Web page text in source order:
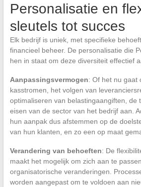
Personalisatie en
sleutels tot succes
Elk bedrijf is uniek, met specifieke
financieel beheer. De personalisatie die
hen in staat om deze diversiteit effectief
Aanpassingsvermogen: Of het nu gaat
kasstromen, het volgen van
optimaliseren van belastingaangiften, de
eisen van de sector van het bedrijf aan.
hun aanpak dus afstemmen op de
van hun klanten, en zo een op maat
Verandering van behoeften: De
maakt het mogelijk om zich aan te
organisatorische veranderingen.
worden aangepast om te voldoen aan